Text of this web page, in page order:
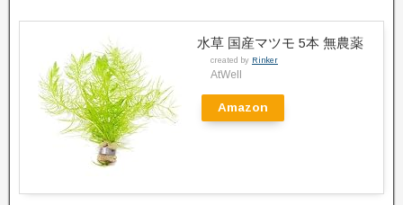
水草 国産マツモ 5本 無農薬
created by Rinker
AtWell
Amazon